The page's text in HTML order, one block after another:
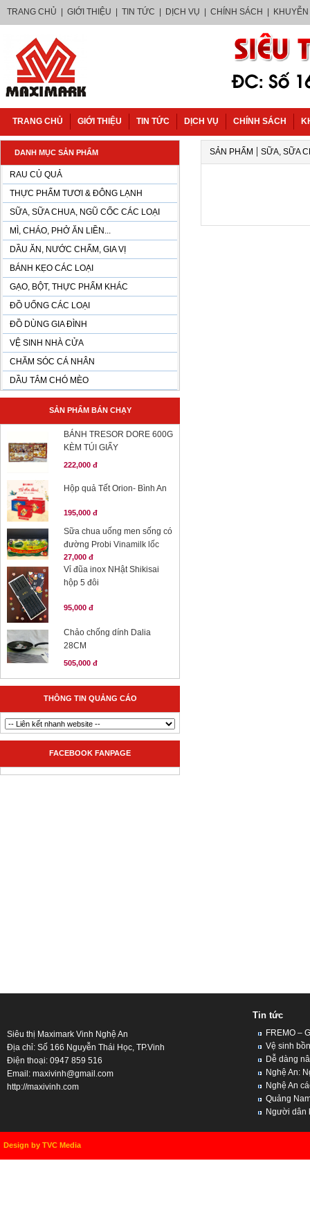
TRANG CHỦ GIỚI THIỆU TIN TỨC DỊCH VỤ CHÍNH SÁCH
TRANG CHỦ GIỚI THIỆU TIN TỨC DỊCH VỤ CHÍNH SÁCH
DANH MỤC SẢN PHẨM
RAU CỦ QUẢ
THỰC PHẨM TƯƠI & ĐÔNG LẠNH
SỮA, SỮA CHUA, NGŨ CỐC CÁC LOẠI
MÌ, CHÁO, PHỞ ĂN LIỀN...
DẦU ĂN, NƯỚC CHẤM, GIA VỊ
BÁNH KẸO CÁC LOẠI
GẠO, BỘT, THỰC PHẨM KHÁC
ĐỒ UỐNG CÁC LOẠI
ĐỒ DÙNG GIA ĐÌNH
VỆ SINH NHÀ CỬA
CHĂM SÓC CÁ NHÂN
DẦU TẮM CHÓ MÈO
SẢN PHẨM BÁN CHẠY
BÁNH TRESOR DORE 600G
KÈM TÚI GIẤY
222,000 đ
Hộp quả Tết Orion- Bình An
195,000 đ
Sữa chua uống men sống có
đường Probi Vinamilk lốc
27,000 đ
Vỉ đũa inox NHật Shikisai
hộp 5 đôi
95,000 đ
Chảo chống dính Dalia
28CM
505,000 đ
THÔNG TIN QUẢNG CÁO
FACEBOOK FANPAGE
SẢN PHẨM | SỮA, SỮA
Siêu thị Maximark Vinh Nghệ An
Địa chỉ: Số 166 Nguyễn Thái Học, TP.Vinh
Điện thoại: 0947 859 516
Email: maxivinh@gmail.com
http://maxivinh.com
Tin tức
FREMO –
Vệ sinh
Dễ dàng
Nghệ An:
Nghệ An
Quảng
Người dân
Design by TVC Media